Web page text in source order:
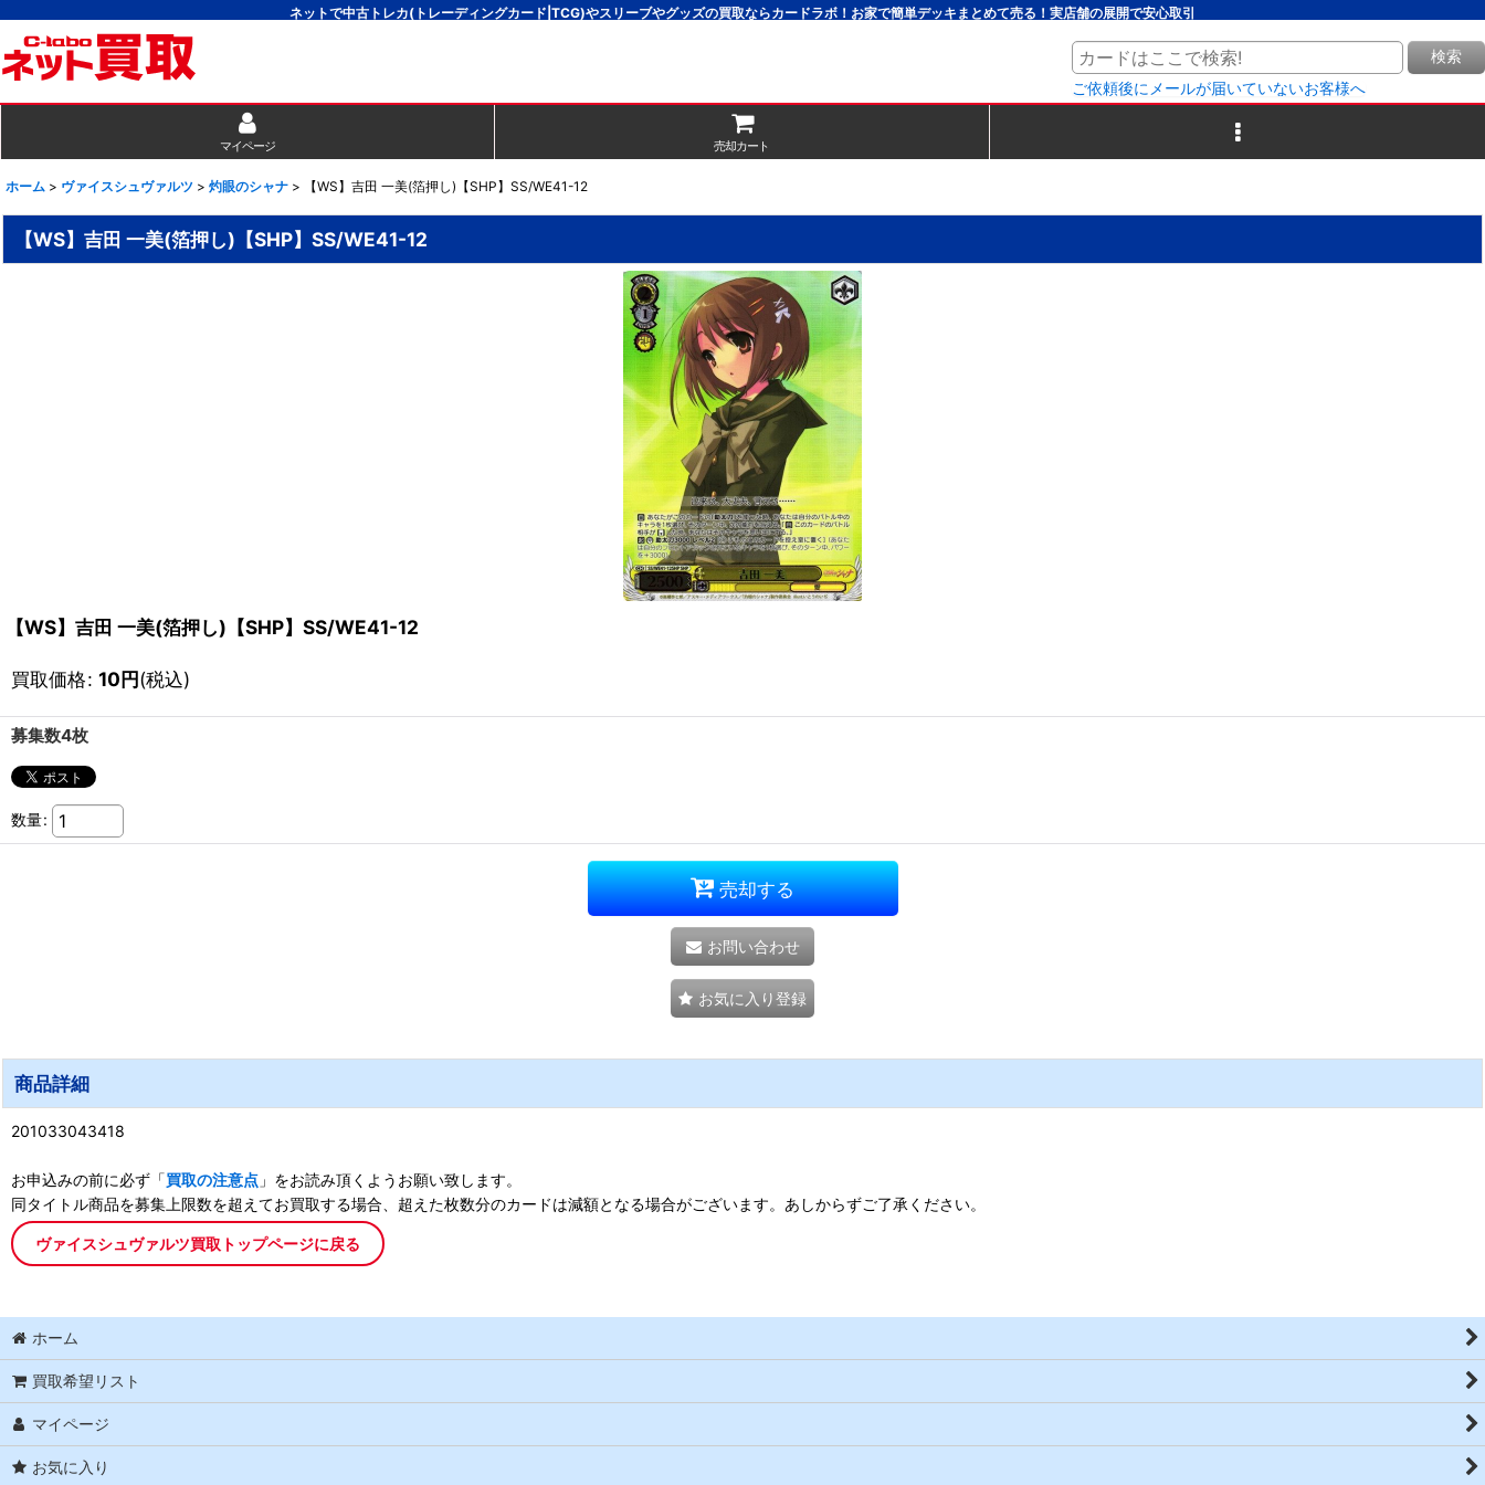
ネットで中古トレカ(トレーディングカード|TCG)やスリーブやグッズの買取ならカードラボ！お家で簡単デッキまとめて売る！実店舗の展開で安心取引
検索
ご依頼後にメールが届いていないお客様へ
マイページ 売却カート
ホーム > ヴァイスシュヴァルツ > 灼眼のシャナ > 【WS】吉田 一美(箔押し)【SHP】SS/WE41-12
【WS】吉田 一美(箔押し)【SHP】SS/WE41-12
【WS】吉田 一美(箔押し)【SHP】SS/WE41-12
買取価格: 10円(税込)
募集数4枚
数量:
売却する
お問い合わせ
お気に入り登録
商品詳細
201033043418
お申込みの前に必ず「買取の注意点 」をお読み頂くようお願い致します。
同タイトル商品を募集上限数を超えてお買取する場合、超えた枚数分のカードは減額となる場合がございます。あしからずご了承ください。
ヴァイスシュヴァルツ買取トップページに戻る
ホーム
買取希望リスト
マイページ
お気に入り